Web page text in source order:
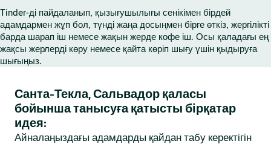
Tinder-ді пайдаланып, қызығушылығы сенікімен бірдей
адамдармен жұп бол, түнді жаңа досыңмен бірге өткіз, жергілікті
барда шарап іш немесе жақын жерде кофе іш. Осы қаладағы ең
жақсы жерлерді көру немесе қайта көріп шығу үшін қыдыруға
шығыңыз.
Санта-Текла, Сальвадор қаласы
бойынша танысуға қатысты бірқатар
идея:
Айналаңыздағы адамдарды қайдан табу керектігін